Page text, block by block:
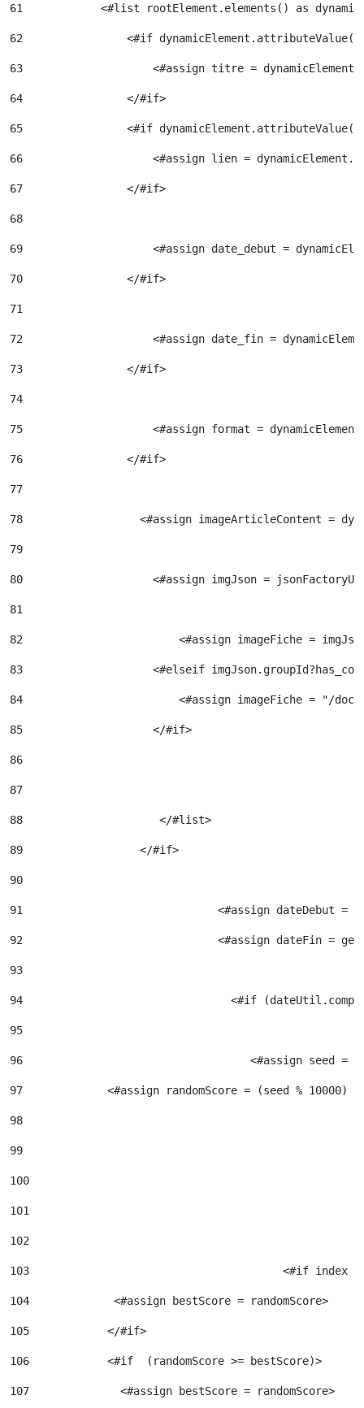
61
<#list rootElement.elements() as
62
<#if
63
<#assign titre =
64
                </#if>
65
<#if
66
<#assign lien =
67
                </#if>
68
69
<#assign date_debut =
70
                </#if>
71
72
<#assign date_fin =
73
                </#if>
74
75
<#assign format =
76
                </#if>
77
78
<#assign imageArticleContent =
79
80
<#assign imgJson =
81
82
<#assign imageFiche =
83
<#elseif
84
<#assign
85
                    </#if>
86
87
88
		       </#list>
89
		    </#if>
90
91
<#assign dateDebut
92
<#assign dateFin =
93
94
95
96
<#assign seed
97
<#assign randomScore = (seed % 10000)
98
99
100
101
102
103
<#if index
104
             <#assign bestScore = randomScore>
105
            </#if>
106
            <#if  (randomScore >= bestScore)>
107
              <#assign bestScore = randomScore>